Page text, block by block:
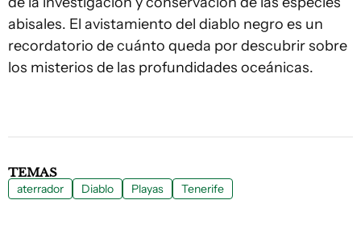
abisales. El avistamiento del diablo negro es un
recordatorio de cuánto queda por descubrir sobre
los misterios de las profundidades oceánicas.
TEMAS
aterrador Diablo Playas Tenerife